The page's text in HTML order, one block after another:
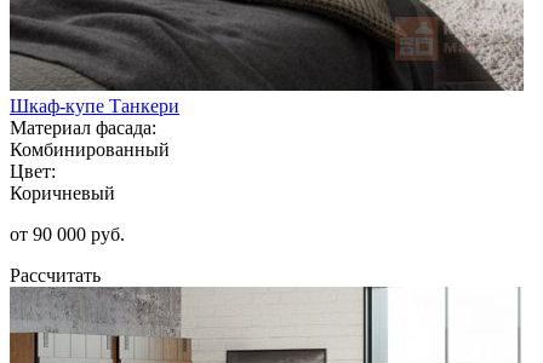
Шкаф-купе Танкери
Материал фасада:
Комбинированный
Цвет:
Коричневый
от 90 000 руб.
Рассчитать